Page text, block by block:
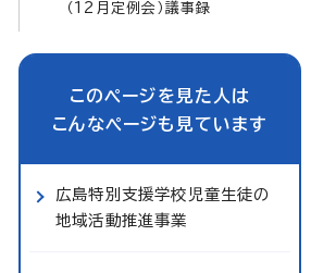
（12月定例会）議事録
このページを見た人は
こんなページも見ています
広島特別支援学校児童生徒の
地域活動推進事業